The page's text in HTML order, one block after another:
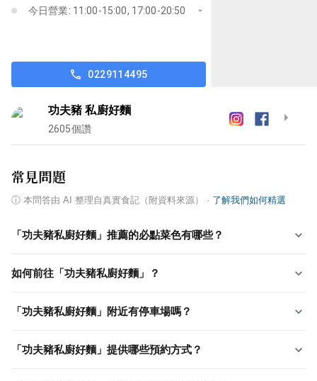
今日營業: 11:00-15:00, 17:00-20:50
0229114495
功夫豬 私廚好麵
2605個讚
常見問題
ⓘ 本問答由 AI 整理自真實食記（附資料來源） · 了解我們如何精選
「功夫豬私廚好麵」推薦的必點菜色有哪些？
如何前往「功夫豬私廚好麵」？
「功夫豬私廚好麵」附近有停車場嗎？
「功夫豬私廚好麵」提供哪些預約方式？